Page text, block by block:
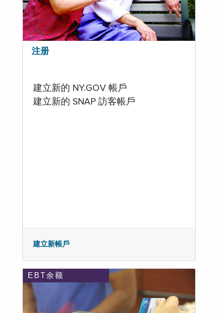
注册
建立新的 NY.GOV 帳戶
建立新的 SNAP 訪客帳戶
建立新帳戶
EBT余额